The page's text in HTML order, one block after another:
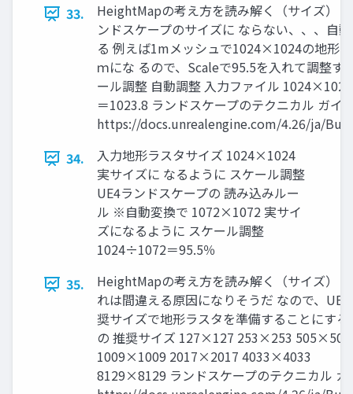
33.
HeightMapの考え方を読み解く（サイズ）
ンドスケープのサイズに ならない、、、自
る 例えば1mメッシュで1024×1024の地形
ｍにな るので、Scaleで95.5を入れて調整
ール調整 自動調整 入力ファイル
＝1023.8 ランドスケープのテクニカル ガイ
https://docs.unrealengine.com/4.26/ja/
34.
入力地形ラスタサイズ 1024×1024
実サイズに なるように スケール調整
UE4ランドスケープの 読み込みルー
ル ※自動変換で 1072×1072 実サイ
ズになるように スケール調整
1024÷1072＝95.5％
35.
HeightMapの考え方を読み解く（サイズ） •
れは間違える原因になりそうだ なので、
奨サイズで地形ラスタを準備することにする
の 推奨サイズ 127×127 253×253 505×505
1009×1009 2017×2017 4033×4033
8129×8129 ランドスケープのテクニカル ガ